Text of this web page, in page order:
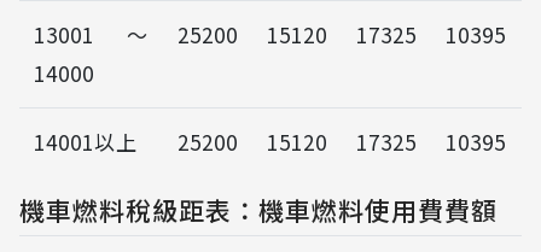
13001～
14000
25200 15120 17325 10395
14001以上 25200 15120 17325 10395
機車燃料稅級距表：機車燃料使用費費額